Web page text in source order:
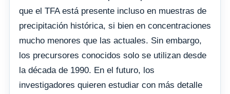
que el TFA está presente incluso en muestras de
precipitación histórica, si bien en concentraciones
mucho menores que las actuales. Sin embargo,
los precursores conocidos solo se utilizan desde
la década de 1990. En el futuro, los
investigadores quieren estudiar con más detalle